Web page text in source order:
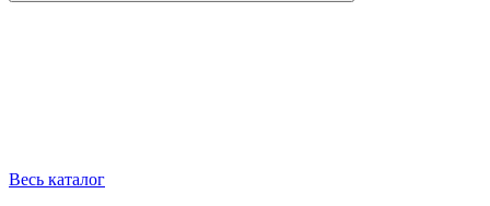
Весь каталог